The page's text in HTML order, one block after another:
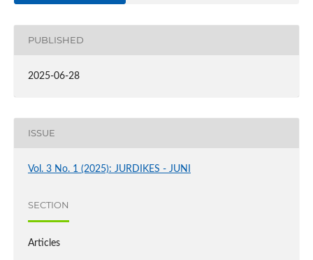
PUBLISHED
2025-06-28
ISSUE
Vol. 3 No. 1 (2025): JURDIKES - JUNI
SECTION
Articles